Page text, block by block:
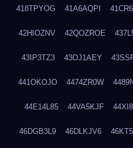
418TPYOG 41A6AQPI
42HIOZNV 42QOZROE
43IP3TZ3 43OJ1AEY
441OKOJO 4474ZR0W
44E14L85 44VA5KJF
46DGB3L9 46DLKJV6